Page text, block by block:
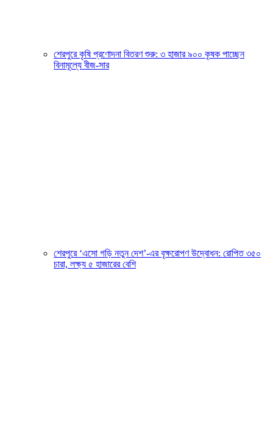
শেরপুরে কৃষি প্রণোদনা বিতরণ শুরু: ৩ হাজার ৯০০ কৃষক পাচ্ছেন
বিনামূল্যে বীজ-সার
শেরপুরে ‘এসো গড়ি নতুন দেশ’-এর বৃক্ষরোপণ উদ্বোধন: রোপিত ৩৫০
চারা, লক্ষ্য ৫ হাজারের বেশি